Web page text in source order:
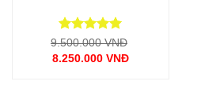
Được xếp
hạng55
9.500.000VNĐ
8.250.000 VNĐ